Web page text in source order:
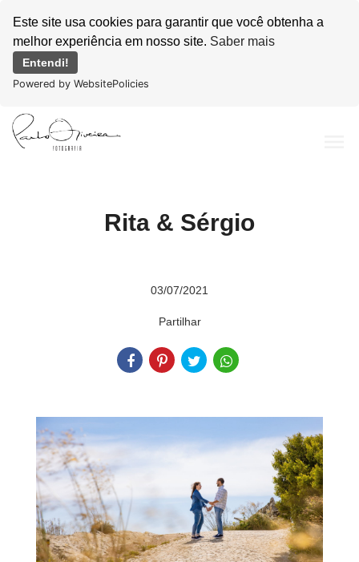
Este site usa cookies para garantir que você obtenha a
melhor experiência em nosso site. Saber mais
Entendi!
Powered by WebsitePolicies
Rita & Sérgio
03/07/2021
Partilhar